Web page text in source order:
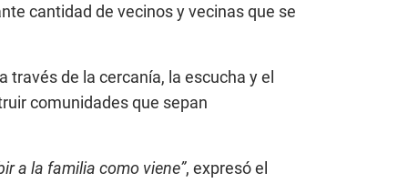
cantidad de vecinos y vecinas que se
de la cercanía, la escucha y el
comunidades que sepan
a la familia como viene”, expresó el